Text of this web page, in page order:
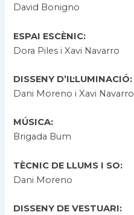
David Bonigno
ESPAI ESCÈNIC:
Dora Piles i Xavi Navarro
DISSENY D’IL·LUMINACIÓ:
Dani Moreno i Xavi Navarro
MÚSICA:
Brigada Bum
TÈCNIC DE LLUMS I SO:
Dani Moreno
DISSENY DE VESTUARI: